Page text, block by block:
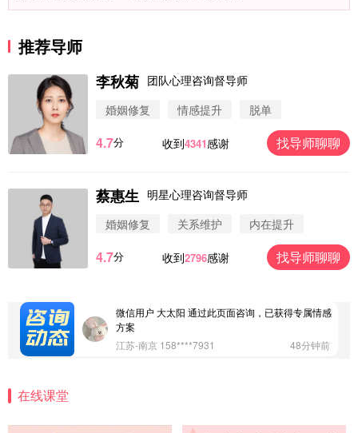
推荐导师
李秋菊 团队心理咨询督导师
婚姻修复
情感提升 脱单
4.7分 收到4341感谢 找导师聊聊
蔡惠生 明星心理咨询督导师
婚姻修复
关系维护 内在提升
4.7分 收到2796感谢 找导师聊聊
微信用户 圆圈 通过此页面咨询，已获得专属情感方
浙江-杭州 183****4847
32分钟前
微信用户 Vnno 通过此页面咨询，已获得专属情感方
微信用户 大太阳 通过此页面咨询，已获得专属情感
方案
江苏-南京 158****7931
48分钟前
在线课堂